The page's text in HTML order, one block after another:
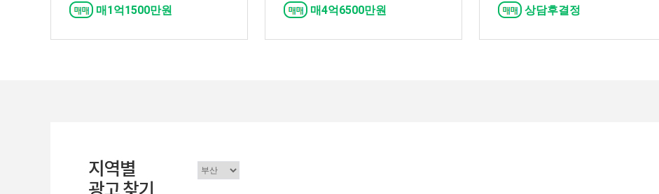
매1억1500만원 매4억6500만원 상담후결정